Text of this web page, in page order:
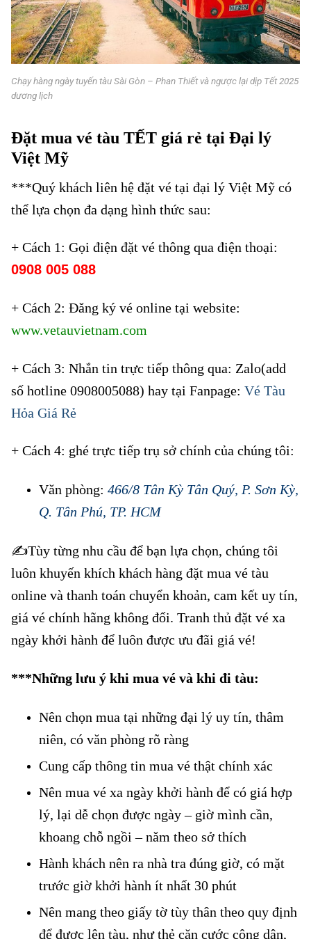
Chạy hàng ngày tuyến tàu Sài Gòn – Phan Thiết và ngược lại dịp Tết 2025
dương lịch
Đặt mua vé tàu TẾT giá rẻ tại Đại lý
Việt Mỹ
***Quý khách liên hệ đặt vé tại đại lý Việt Mỹ có
thể lựa chọn đa dạng hình thức sau:
+ Cách 1: Gọi điện đặt vé thông qua điện thoại:
0908 005 088
+ Cách 2: Đăng ký vé online tại website:
www.vetauvietnam.com
+ Cách 3: Nhắn tin trực tiếp thông qua: Zalo(add
số hotline 0908005088) hay tại Fanpage: Vé Tàu
Hỏa Giá Rẻ
+ Cách 4: ghé trực tiếp trụ sở chính của chúng tôi:
Văn phòng: 466/8 Tân Kỳ Tân Quý, P. Sơn Kỳ,
Q. Tân Phú, TP. HCM
✍️Tùy từng nhu cầu để bạn lựa chọn, chúng tôi
luôn khuyến khích khách hàng đặt mua vé tàu
online và thanh toán chuyển khoản, cam kết uy tín,
giá vé chính hãng không đổi. Tranh thủ đặt vé xa
ngày khởi hành để luôn được ưu đãi giá vé!
***Những lưu ý khi mua vé và khi đi tàu:
Nên chọn mua tại những đại lý uy tín, thâm
niên, có văn phòng rõ ràng
Cung cấp thông tin mua vé thật chính xác
Nên mua vé xa ngày khởi hành để có giá hợp
lý, lại dễ chọn được ngày – giờ mình cần,
khoang chỗ ngồi – năm theo sở thích
Hành khách nên ra nhà tra đúng giờ, có mặt
trước giờ khởi hành ít nhất 30 phút
Nên mang theo giấy tờ tùy thân theo quy định
để được lên tàu, như thẻ căn cước công dân,